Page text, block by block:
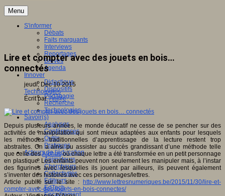
Menu
S'informer
Débats
Faits marquants
Interviews
Reportages
Brèves
Agenda
Innover
Didactique
Dispositifs
Pédagogie
Recherche
Technologies
Savoir(s)
Analyses
Conférences
Outils
Pratiques
Acteurs de l'éducation
Animateurs
Chercheurs
Collectivités
Editeurs
EdTech
Encadrement
Lire et compter avec des jouets en bois…
connectés
jeudi, Déc 10 2015
Technologies
Écrit parAn@é
Depuis plusieurs années, le monde éducatif ne cesse de se pencher sur des
activités de manipulation qui sont mieux adaptées aux enfants pour lesquels
les méthodes traditionnelles d’apprentissage de la lecture restent trop
abstraites. On a ainsi pu assister au succès grandissant d’une méthode telle
que celle desAlphasoù chaque lettre a été transformée en un petit personnage
en plastique. Les enfants peuvent non seulement les manipuler mais, à l’instar
des figurines avec lesquelles ils jouent par ailleurs, ils peuvent également
s’inventer des histoires avec ces personnages/lettres.
Article publié sur le site : http://www.lettresnumeriques.be/2015/11/30/lire-et-
compter-avec-des-jouets-en-bois-connectes/